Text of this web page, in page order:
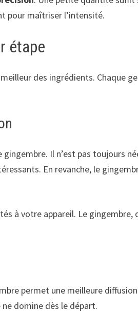
pour maîtriser l’intensité.
étape
des ingrédients. Chaque
Il n’est pas toujours
En revanche, le
à votre appareil. Le
permet une meilleure
domine dès le départ.